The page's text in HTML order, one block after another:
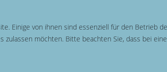
Einige von ihnen sind essenziell für den Betrieb
zulassen möchten. Bitte beachten Sie, dass bei